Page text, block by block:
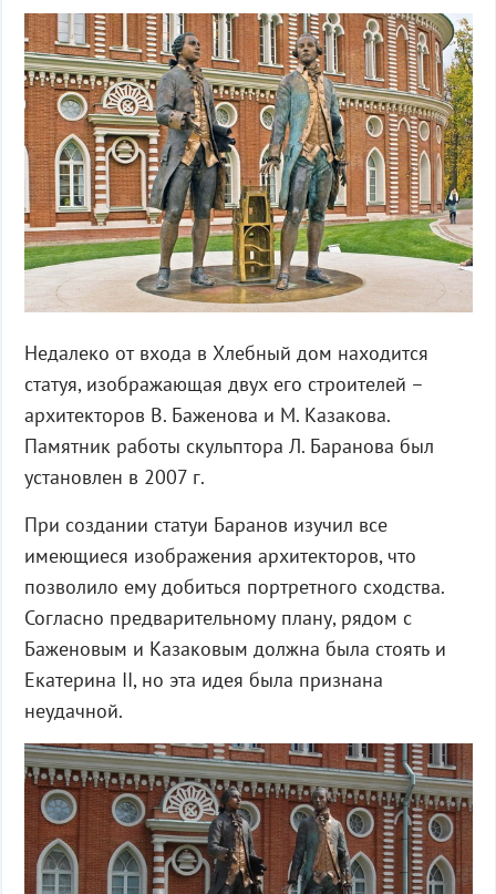
Недалеко от входа в Хлебный дом находится
статуя, изображающая двух его строителей –
архитекторов В. Баженова и М. Казакова.
Памятник работы скульптора Л. Баранова был
установлен в 2007 г.
При создании статуи Баранов изучил все
имеющиеся изображения архитекторов, что
позволило ему добиться портретного сходства.
Согласно предварительному плану, рядом с
Баженовым и Казаковым должна была стоять и
Екатерина II, но эта идея была признана
неудачной.